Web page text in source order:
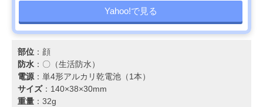
Yahoo!で見る
部位 ：顔
防水 ：〇（生活防水）
電源：単4形アルカリ乾電池（1本）
サイズ：140×38×30mm
重量 ：32g